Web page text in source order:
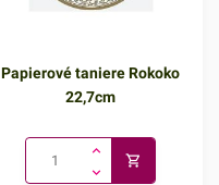
Papierové taniere Rokoko
22,7cm